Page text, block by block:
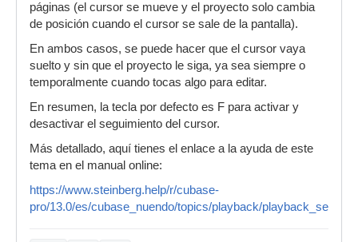
páginas (el cursor se mueve y el proyecto solo cambia
de posición cuando el cursor se sale de la pantalla).
En ambos casos, se puede hacer que el cursor vaya
suelto y sin que el proyecto le siga, ya sea siempre o
temporalmente cuando tocas algo para editar.
En resumen, la tecla por defecto es F para activar y
desactivar el seguimiento del cursor.
Más detallado, aquí tienes el enlace a la ayuda de este
tema en el manual online:
https://www.steinberg.help/r/cubase-
pro/13.0/es/cubase_nuendo/topics/playback/